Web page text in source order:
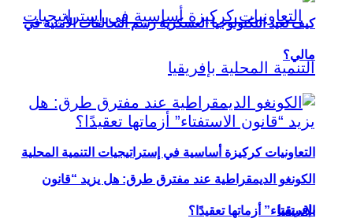
التعاونيات كركيزة أساسية في إستراتيجيات التنمية المحلية
بإفريقيا
كيف تعيد التكنولوجيا العسكرية رسم التحالفات الأمنية في
مالي؟
الكونغو الديمقراطية عند مفترق طرق: هل يزيد “قانون
الاستفتاء” أزماتها تعقيدًا؟